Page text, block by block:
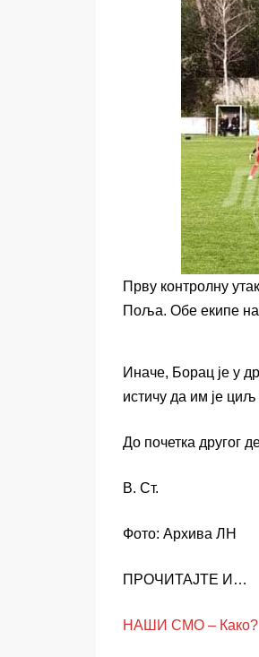
Прву контролну
Поља. Обе екипе
Иначе, Борац је у
истичу да им је циљ
До почетка другог
В. Ст.
Фото: Архива ЛН
ПРОЧИТАЈТЕ И…
НАШИ СМО – Како?